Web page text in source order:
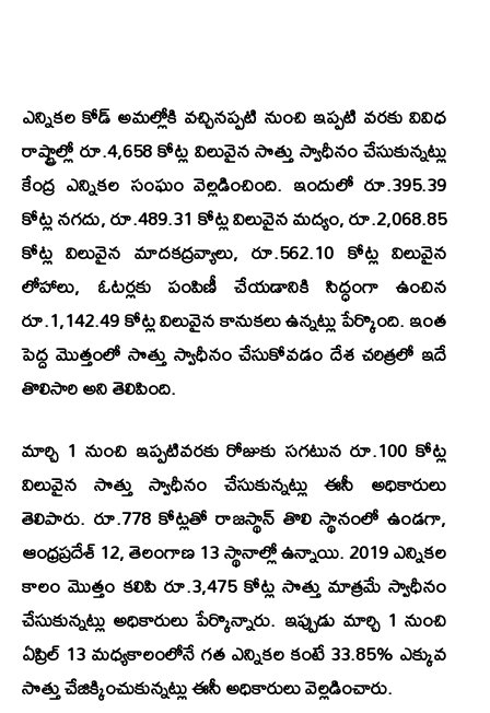
ఎన్నికల కోడ్ అమల్లోకి వచ్చినప్పటి నుంచి ఇప్పటి వరకు వివిధ
రాష్ట్రాల్లో రూ.4,658 కోట్ల విలువైన సొత్తు స్వాధీనం చేసుకున్నట్లు
కేంద్ర ఎన్నికల సంఘం వెల్లడించింది. ఇందులో రూ.395.39
కోట్ల నగదు, రూ.489.31 కోట్ల విలువైన మద్యం, రూ.2,068.85
కోట్ల విలువైన మాదకద్రవ్యాలు, రూ.562.10 కోట్ల విలువైన
లోహాలు, ఓటర్లకు పంపిణీ చేయడానికి సిద్ధంగా ఉంచిన
రూ.1,142.49 కోట్ల విలువైన కానుకలు ఉన్నట్లు పేర్కొంది. ఇంత
పెద్ద మొత్తంలో సొత్తు స్వాధీనం చేసుకోవడం దేశ చరిత్రలో ఇదే
తొలిసారి అని తెలిపింది.
మార్చి 1 నుంచి ఇప్పటివరకు రోజుకు సగటున రూ.100 కోట్ల
విలువైన సొత్తు స్వాధీనం చేసుకున్నట్లు ఈసీ అధికారులు
తెలిపారు. రూ.778 కోట్లతో రాజస్థాన్‌ తొలి స్థానంలో ఉండగా,
ఆంధ్రప్రదేశ్‌ 12, తెలంగాణ 13 స్థానాల్లో ఉన్నాయి. 2019 ఎన్నికల
కాలం మొత్తం కలిపి రూ.3,475 కోట్ల సొత్తు మాత్రమే స్వాధీనం
చేసుకున్నట్లు అధికారులు పేర్కొన్నారు. ఇప్పుడు మార్చి 1 నుంచి
ఏప్రిల్‌ 13 మధ్యకాలంలోనే గత ఎన్నికల కంటే 33.85% ఎక్కువ
సొత్తు చేజిక్కించుకున్నట్లు ఈసీ అధికారులు వెల్లడించారు.